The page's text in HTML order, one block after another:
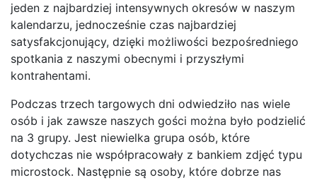
jeden z najbardziej intensywnych okresów w naszym
kalendarzu, jednocześnie czas najbardziej
satysfakcjonujący, dzięki możliwości bezpośredniego
spotkania z naszymi obecnymi i przyszłymi
kontrahentami.
Podczas trzech targowych dni odwiedziło nas wiele
osób i jak zawsze naszych gości można było podzielić
na 3 grupy. Jest niewielka grupa osób, które
dotychczas nie współpracowały z bankiem zdjęć typu
microstock. Następnie są osoby, które dobrze nas